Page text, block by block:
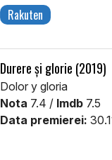
Rakuten
Durere și glorie (2019)
Dolor y gloria
Nota 7.4 / Imdb 7.5
Data premierei: